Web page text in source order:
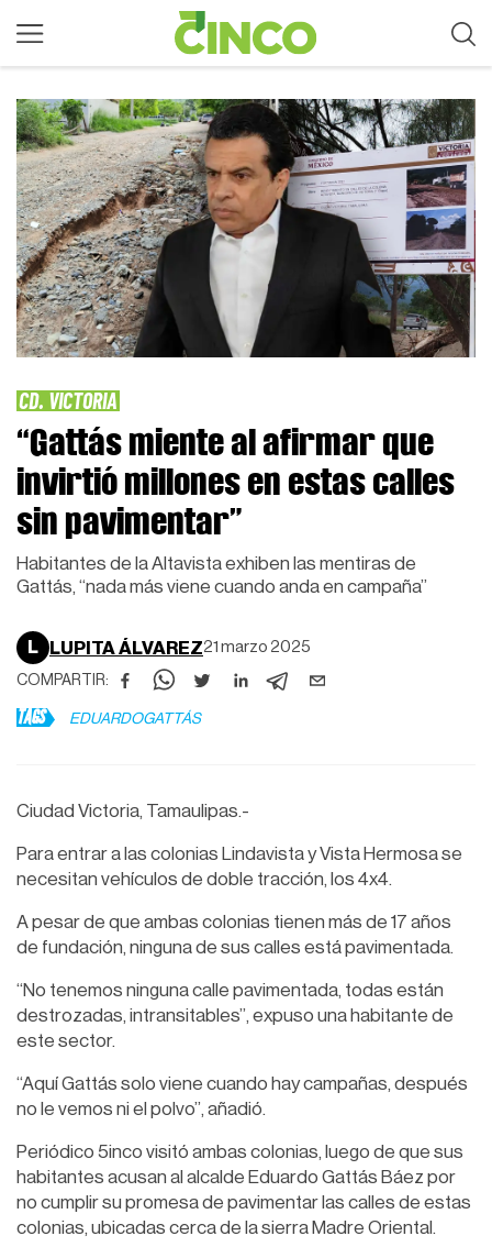
CD. VICTORIA
“Gattás miente al afirmar que
invirtió millones en estas calles
sin pavimentar”
Habitantes de la Altavista exhiben las mentiras de
Gattás, “nada más viene cuando anda en campaña”
L LUPITA ÁLVAREZ21 marzo 2025
COMPARTIR:
TAGS EDUARDOGATTÁS
Ciudad Victoria, Tamaulipas.-
Para entrar a las colonias Lindavista y Vista Hermosa se
necesitan vehículos de doble tracción, los 4x4.
A pesar de que ambas colonias tienen más de 17 años
de fundación, ninguna de sus calles está pavimentada.
“No tenemos ninguna calle pavimentada, todas están
destrozadas, intransitables”, expuso una habitante de
este sector.
“Aquí Gattás solo viene cuando hay campañas, después
no le vemos ni el polvo”, añadió.
Periódico 5inco visitó ambas colonias, luego de que sus
habitantes acusan al alcalde Eduardo Gattás Báez por
no cumplir su promesa de pavimentar las calles de estas
colonias, ubicadas cerca de la sierra Madre Oriental.